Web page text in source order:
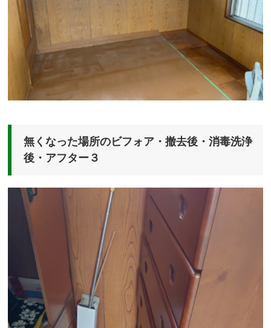
無くなった場所のビフォア・撤去後・消毒洗浄
後・アフター３